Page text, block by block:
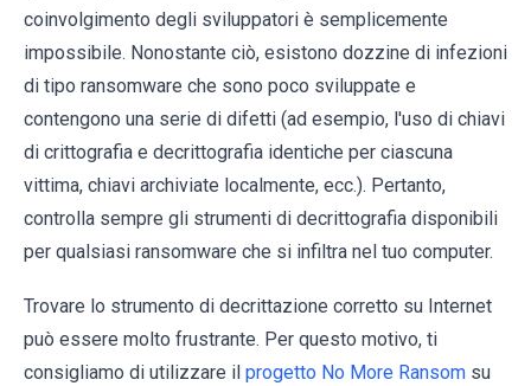
coinvolgimento degli sviluppatori è semplicemente
impossibile. Nonostante ciò, esistono dozzine di infezioni
di tipo ransomware che sono poco sviluppate e
contengono una serie di difetti (ad esempio, l'uso di chiavi
di crittografia e decrittografia identiche per ciascuna
vittima, chiavi archiviate localmente, ecc.). Pertanto,
controlla sempre gli strumenti di decrittografia disponibili
per qualsiasi ransomware che si infiltra nel tuo computer.
Trovare lo strumento di decrittazione corretto su Internet
può essere molto frustrante. Per questo motivo, ti
consigliamo di utilizzare il progetto No More Ransom su